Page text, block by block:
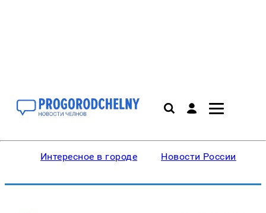
Интересное в городе Новости России